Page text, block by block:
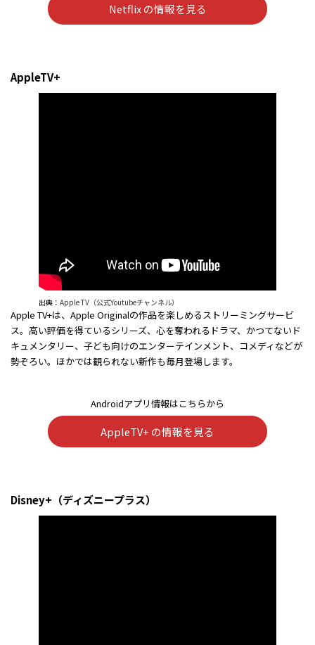
Netflix の情報を見る
AppleTV+
出典： Apple TV（公式Youtubeチャンネル）
Apple TV+は、Apple Originalの作品を楽しめるストリーミングサービ
ス。高い評価を得ているシリーズ、心を奪われるドラマ、かつてないド
キュメンタリー、子ども向けのエンターテインメント、コメディなどが
勢ぞろい。ほかでは観られない新作も毎月登場します。
Androidアプリ情報はこちらから
AppleTV+ の情報を見る
Disney+（ディズニープラス）